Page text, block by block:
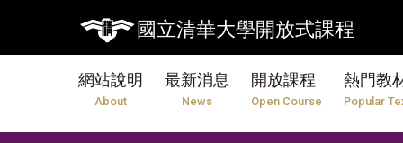
國立清華大學開放式課程
網站說明
About
最新消息
News
開放課程
Open Course
熱門教
Popular